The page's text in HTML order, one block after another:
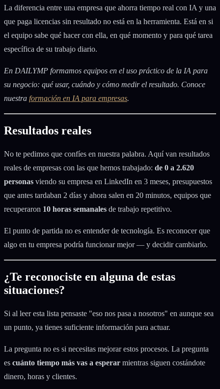
La diferencia entre una empresa que ahorra tiempo real con IA y una
que paga licencias sin resultado no está en la herramienta. Está en si
el equipo sabe qué hacer con ella, en qué momento y para qué tarea
específica de su trabajo diario.
En DAILYMP formamos equipos en el uso práctico de la IA para
su negocio: qué usar, cuándo y cómo medir el resultado. Conoce
nuestra formación en IA para empresas.
Resultados reales
No te pedimos que confíes en nuestra palabra. Aquí van resultados
reales de empresas con las que hemos trabajado: de 0 a 2.620
personas viendo su empresa en LinkedIn en 3 meses, presupuestos
que antes tardaban 2 días y ahora salen en 20 minutos, equipos que
recuperaron 10 horas semanales de trabajo repetitivo.
El punto de partida no es entender de tecnología. Es reconocer que
algo en tu empresa podría funcionar mejor — y decidir cambiarlo.
¿Te reconociste en alguna de estas
situaciones?
Si al leer esta lista pensaste "eso nos pasa a nosotros" en aunque sea
un punto, ya tienes suficiente información para actuar.
La pregunta no es si necesitas mejorar estos procesos. La pregunta
es cuánto tiempo más vas a esperar mientras siguen costándote
dinero, horas y clientes.